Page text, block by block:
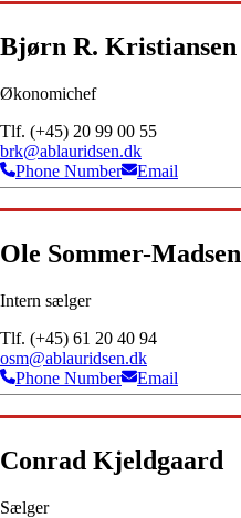
Bjørn R. Kristiansen
Økonomichef
Tlf. (+45) 20 99 00 55
brk@ablauridsen.dk
Phone Number
Email
Ole Sommer-Madsen
Intern sælger
Tlf. (+45) 61 20 40 94
osm@ablauridsen.dk
Phone Number
Email
Conrad Kjeldgaard
Sælger